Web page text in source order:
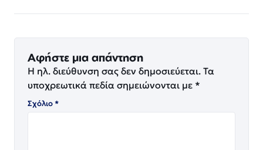
Αφήστε μια απάντηση
Η ηλ. διεύθυνση σας δεν δημοσιεύεται. Τα
υποχρεωτικά πεδία σημειώνονται με *
Σχόλιο*